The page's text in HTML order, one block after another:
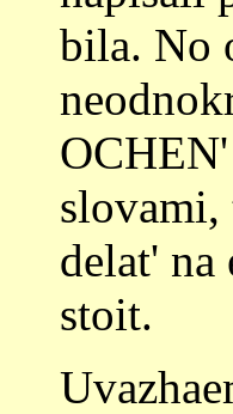
bila. No
slovami,
delat'
stoit.